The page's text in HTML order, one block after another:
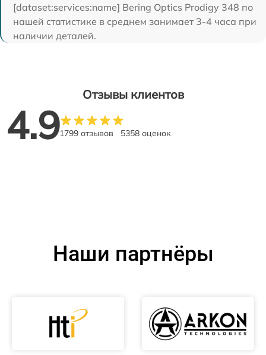
[dataset:services:name] Bering Optics Prodigy 348 по
нашей статистике в среднем занимает 3-4 часа при
наличии деталей.
Отзывы клиентов
4.91799 отзывов 5358 оценок
Наши партнёры